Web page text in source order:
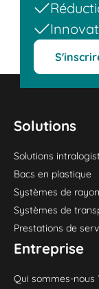
Solutions
Solutions
Bacs en plastique
Systèmes de
Systèmes de
Prestations de
Entreprise
Qui sommes-nous